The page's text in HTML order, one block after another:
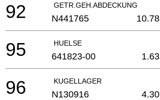
GETR.GEH.ABDECKUNG
92 N441765 10.78
HUELSE
95 641823-00 1.63
KUGELLAGER
96 N130916 4.30